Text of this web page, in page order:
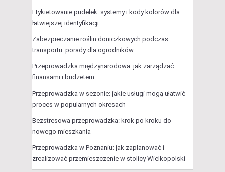
Etykietowanie pudełek: systemy i kody kolorów dla
łatwiejszej identyfikacji
Zabezpieczanie roślin doniczkowych podczas
transportu: porady dla ogrodników
Przeprowadzka międzynarodowa: jak zarządzać
finansami i budżetem
Przeprowadzka w sezonie: jakie usługi mogą ułatwić
proces w popularnych okresach
Bezstresowa przeprowadzka: krok po kroku do
nowego mieszkania
Przeprowadzka w Poznaniu: jak zaplanować i
zrealizować przemieszczenie w stolicy Wielkopolski